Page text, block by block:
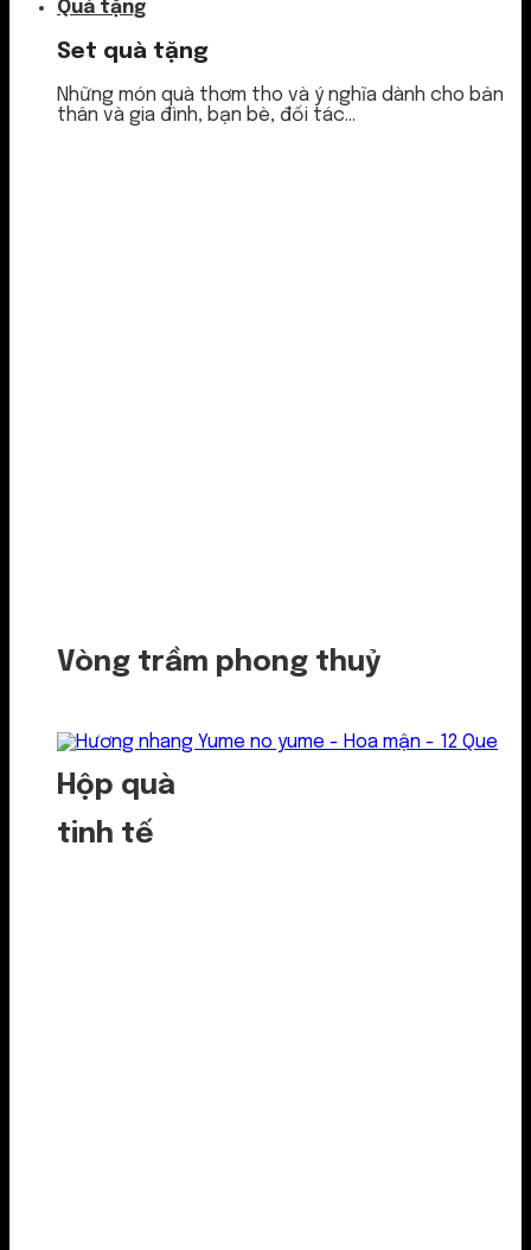
Quà tặng
Set quà tặng
Những món quà thơm tho và ý nghĩa dành cho bản
thân và gia đình, bạn bè, đối tác...
Vòng trầm phong thuỷ
Hộp quà
tinh tế